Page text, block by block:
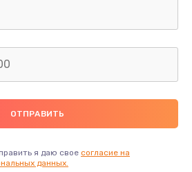
Заказать
(с расклейкой) телефона
Заказать
я даю свое согласие на
данных.